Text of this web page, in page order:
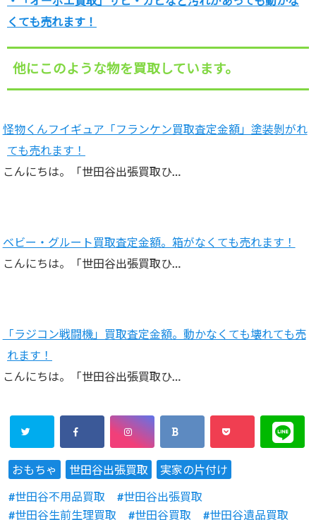
くても売れます！
他にこのような物を買取しています。
怪物くんフイギュア「フランケン買取査定金額」塗装剝がれ
ても売れます！
こんにちは。「世田谷出張買取ひ…
ベビー・グルート買取査定金額。箱がなくても売れます！
こんにちは。「世田谷出張買取ひ…
「ラジコン戦闘機」買取査定金額。動かなくても壊れても売
れます！
こんにちは。「世田谷出張買取ひ…
おもちゃ 世田谷出張買取
実家の片付け
世田谷不用品買取
世田谷出張買取
世田谷生前生理買取
世田谷買取 世田谷遺品買取